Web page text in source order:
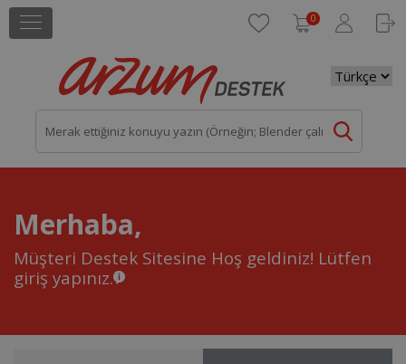
0
Merhaba,
Müşteri Destek Sitesine Hoş geldiniz! Lütfen
giriş yapınız.